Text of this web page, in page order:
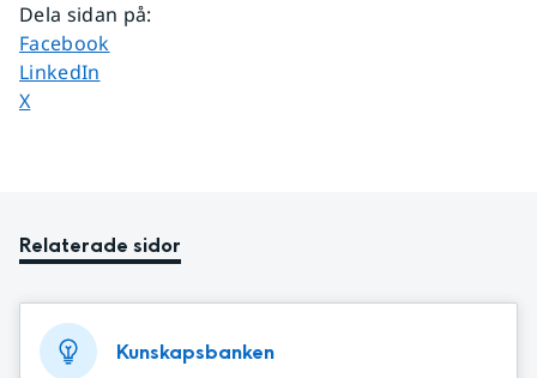
Dela sidan på:
Dela sidan på
Facebook
Dela sidan på
LinkedIn
Dela sidan på
X
Relaterade sidor
Kunskapsbanken